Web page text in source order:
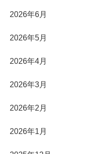
2026年6月
2026年5月
2026年4月
2026年3月
2026年2月
2026年1月